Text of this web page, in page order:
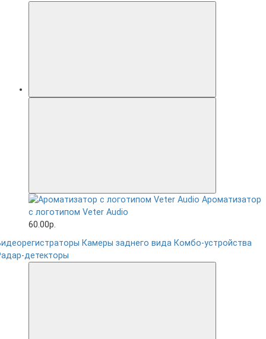
Ароматизатор
с логотипом Veter Audio
60.00р.
Камеры заднего вида Комбо-устройства
детекторы